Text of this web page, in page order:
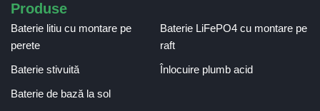
Produse
Baterie litiu cu montare pe
perete
Baterie LiFePO4 cu montare pe
raft
Baterie stivuită
Înlocuire plumb acid
Baterie de bază la sol